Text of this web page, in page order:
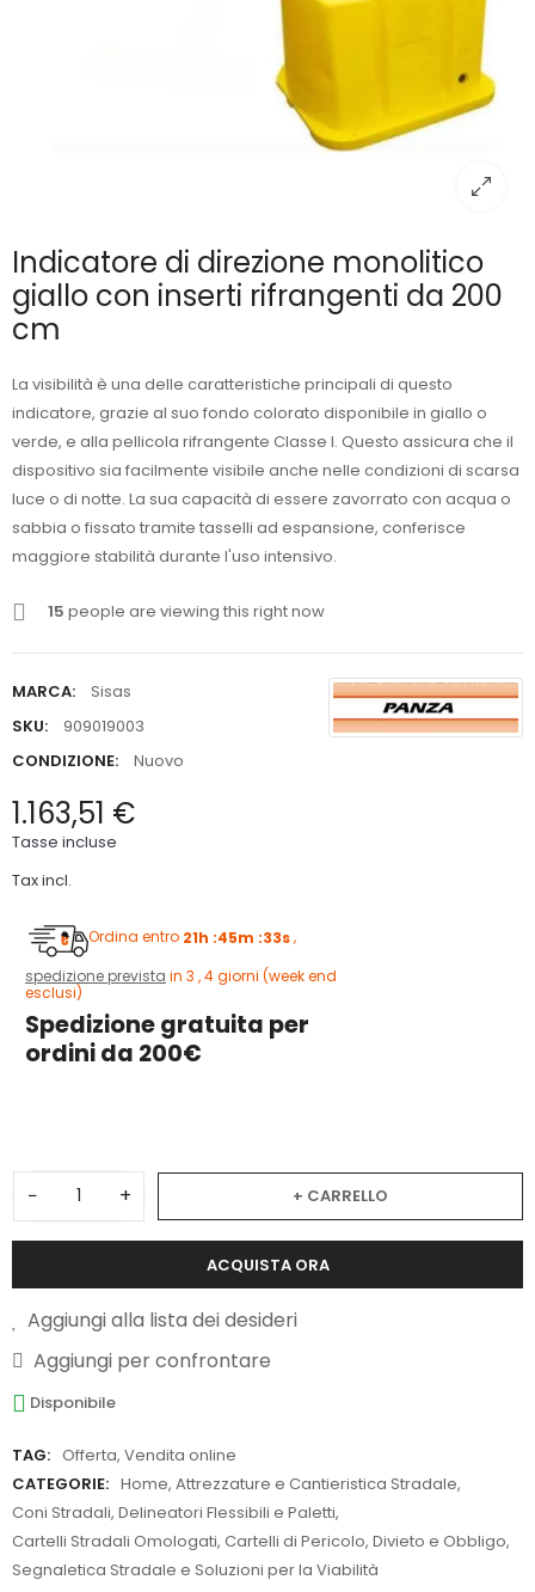
Indicatore di direzione monolitico
giallo con inserti rifrangenti da 200
cm
La visibilità è una delle caratteristiche principali di questo
indicatore, grazie al suo fondo colorato disponibile in giallo o
verde, e alla pellicola rifrangente Classe I. Questo assicura che il
dispositivo sia facilmente visibile anche nelle condizioni di scarsa
luce o di notte. La sua capacità di essere zavorrato con acqua o
sabbia o fissato tramite tasselli ad espansione, conferisce
maggiore stabilità durante l'uso intensivo.
15 people are viewing this right now
MARCA:
Sisas
SKU:
909019003
CONDIZIONE:
Nuovo
1.163,51 €
Tasse incluse
Tax incl.
Ordina entro 21h :45m :32s,
spedizione prevista in 3 , 4 giorni (week end
esclusi)
Spedizione gratuita per
ordini da 200€
− + + CARRELLO
ACQUISTA ORA
Aggiungi alla lista dei desideri
Aggiungi per confrontare
Disponibile
TAG: Offerta, Vendita online
CATEGORIE: Home, Attrezzature e Cantieristica Stradale,
Coni Stradali, Delineatori Flessibili e Paletti,
Cartelli Stradali Omologati, Cartelli di Pericolo, Divieto e Obbligo,
Segnaletica Stradale e Soluzioni per la Viabilità